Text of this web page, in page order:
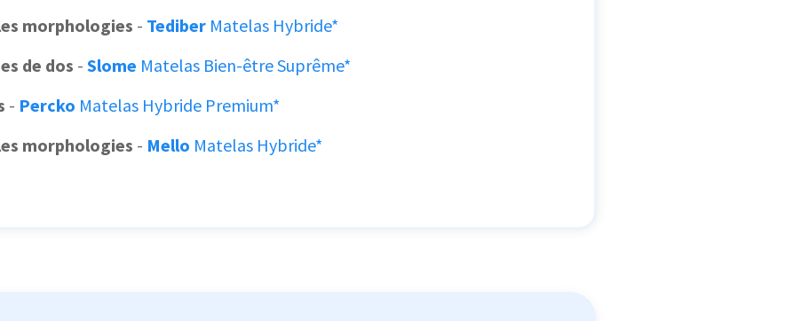
morphologies - Tediber Matelas Hybride*
de dos - Slome Matelas Bien-être Suprême*
- Percko Matelas Hybride Premium*
morphologies - Mello Matelas Hybride*